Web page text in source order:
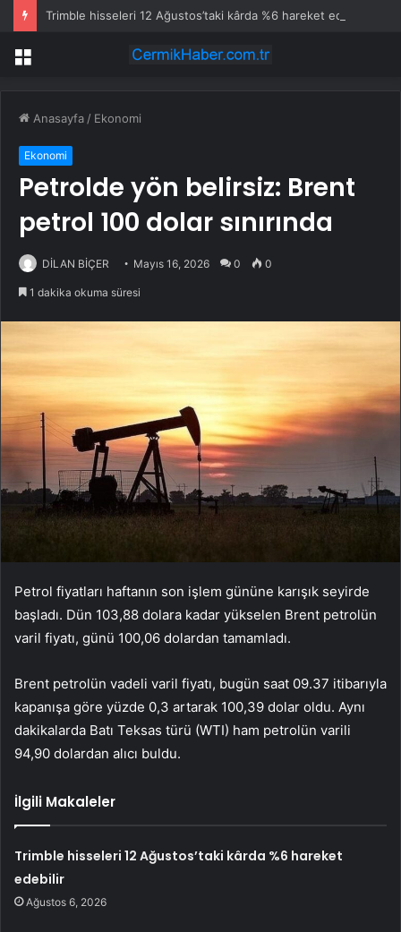
Trimble hisseleri 12 Ağustos’taki kârda %6 hareket edebilir
Menü
Anasayfa / Ekonomi
Ekonomi
Petrolde yön belirsiz: Brent
petrol 100 dolar sınırında
DİLAN BİÇER Mayıs 16, 2026 0 0
1 dakika okuma süresi
Petrol fiyatları haftanın son işlem gününe karışık seyirde
başladı. Dün 103,88 dolara kadar yükselen Brent petrolün
varil fiyatı, günü 100,06 dolardan tamamladı.
Brent petrolün vadeli varil fiyatı, bugün saat 09.37 itibarıyla
kapanışa göre yüzde 0,3 artarak 100,39 dolar oldu. Aynı
dakikalarda Batı Teksas türü (WTI) ham petrolün varili
94,90 dolardan alıcı buldu.
İlgili Makaleler
Trimble hisseleri 12 Ağustos’taki kârda %6 hareket
edebilir
Ağustos 6, 2026